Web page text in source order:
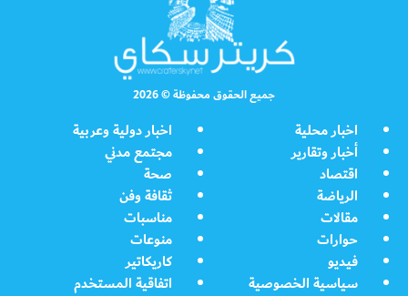
جميع الحقوق محفوظة © 2026
اخبار محلية
اخبار دولية وعربية
أخبار وتقارير
مجتمع مدني
اقتصاد
صحة
الرياضة
ثقافة وفن
مقالات
مناسبات
حوارات
منوعات
فيديو
كاريكاتير
سياسية الخصوصية
اتفاقية المستخدم